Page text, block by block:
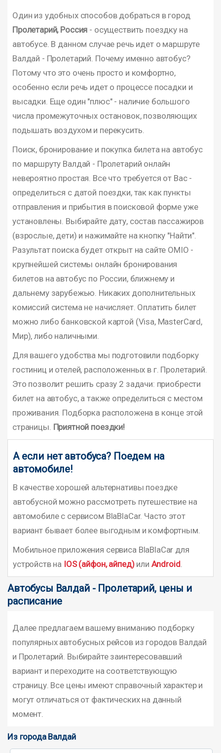
Один из удобных способов добраться в город
Пролетарий, Россия - осуществить поездку на
автобусе. В данном случае речь идет о маршруте
Валдай - Пролетарий. Почему именно автобус?
Потому что это очень просто и комфортно,
особенно если речь идет о процессе посадки и
высадки. Еще один "плюс" - наличие большого
числа промежуточных остановок, позволяющих
подышать воздухом и перекусить.
Поиск, бронирование и покупка билета на автобус
по маршруту Валдай - Пролетарий онлайн
невероятно простая. Все что требуется от Вас -
определиться с датой поездки, так как пункты
отправления и прибытия в поисковой форме уже
установлены. Выбирайте дату, состав пассажиров
(взрослые, дети) и нажимайте на кнопку "Найти".
Разультат поиска будет открыт на сайте OMIO -
крупнейшей системы онлайн бронирования
билетов на автобус по России, ближнему и
дальнему зарубежью. Никаких дополнительных
комиссий система не начисляет. Оплатить билет
можно либо банковской картой (Visa, MasterCard,
Мир), либо наличными.
Для вашего удобства мы подготовили подборку
гостиниц и отелей, расположенных в г. Пролетарий.
Это позволит решить сразу 2 задачи: приобрести
билет на автобус, а также определиться с местом
проживания. Подборка расположена в конце этой
страницы. Приятной поездки!
А если нет автобуса? Поедем на
автомобиле!
В качестве хорошей альтернативы поездке
автобусной можно рассмотреть путешествие на
автомобиле с сервисом BlaBlaCar. Часто этот
вариант бывает более выгодным и комфортным.
Мобильное приложения сервиса BlaBlaCar для
устройств на IOS (айфон, айпед)или Android.
Автобусы Валдай - Пролетарий, цены и
расписание
Далее предлагаем вашему вниманию подборку
популярных автобусных рейсов из городов Валдай
и Пролетарий. Выбирайте заинтересовавший
вариант и переходите на соответствующую
страницу. Все цены имеют справочный характер и
могут отличаться от фактических на данный
момент.
Из города Валдай